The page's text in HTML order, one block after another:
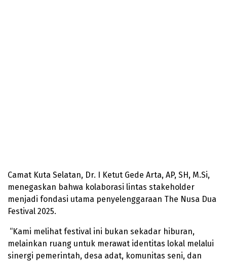
Camat Kuta Selatan, Dr. I Ketut Gede Arta, AP, SH, M.Si,
menegaskan bahwa kolaborasi lintas stakeholder
menjadi fondasi utama penyelenggaraan The Nusa Dua
Festival 2025.
“Kami melihat festival ini bukan sekadar hiburan,
melainkan ruang untuk merawat identitas lokal melalui
sinergi pemerintah, desa adat, komunitas seni, dan